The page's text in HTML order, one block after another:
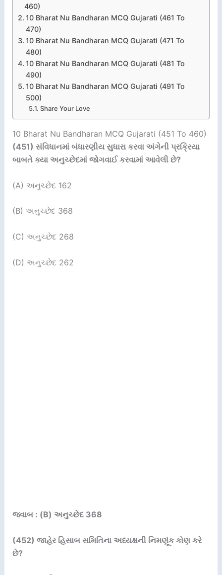
460)
10 Bharat Nu Bandharan MCQ Gujarati (461 To
470)
10 Bharat Nu Bandharan MCQ Gujarati (471 To
480)
10 Bharat Nu Bandharan MCQ Gujarati (481 To
490)
10 Bharat Nu Bandharan MCQ Gujarati (491 To
500)
Share Your Love
10 Bharat Nu Bandharan MCQ Gujarati (451 To 460)
(451) સંવિધાનમાં બંધારણીય સુધારા કરવા અંગેની પ્રક્રિયા
બાબતે ક્યા અનુચ્છેદમાં જોગવાઈ કરવામાં આવેલી છે?
(A) અનુચ્છેદ 162
(B) અનુચ્છેદ 368
(C) અનુચ્છેદ 268
(D) અનુચ્છેદ 262
જવાબ : (B) અનુચ્છેદ 368
(452) જાહેર હિસાબ સમિતિના અધ્યક્ષની નિમણૂંક કોણ કરે
છે?